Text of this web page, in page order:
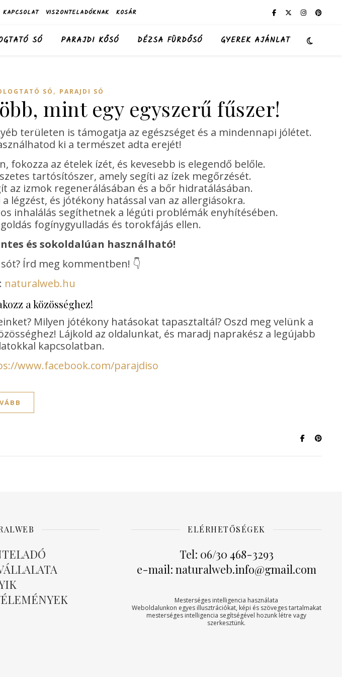
KAPCSOLAT VISZONTELADÓKNAK KOSÁR
SÓ PARAJDI KŐSÓ DÉZSA FÜRDŐSÓ GYEREK AJÁNLAT
SÓ , PARAJDI SÓ
mint egy egyszerű fűszer!
területen is támogatja az egészséget és a mindennapi jólétet.
ki a természet adta erejét!
fokozza az ételek ízét, és kevesebb is elegendő belőle.
tartósítószer, amely segíti az ízek megőrzését.
az izmok regenerálásában és a bőr hidratálásában.
légzést, és jótékony hatással van az allergiásokra.
inhalálás segíthetnek a légúti problémák enyhítésében.
fogínygyulladás és torokfájás ellen.
és sokoldalúan használható!
Írd meg kommentben! 👇
naturalweb.hu
a közösséghez!
Milyen jótékony hatásokat tapasztaltál? Oszd meg velünk a
Lájkold az oldalunkat, és maradj naprakész a legújabb
kapcsolatban.
www.facebook.com/parajdiso
ELÉRHETŐSÉGEK
Tel: 06/30 468-3293
e-mail: naturalweb.info@gmail.com
Mesterséges intelligencia használata
Weboldalunkon egyes illusztrációkat, képi és szöveges tartalmakat
mesterséges intelligencia segítségével hozunk létre vagy
szerkesztünk.